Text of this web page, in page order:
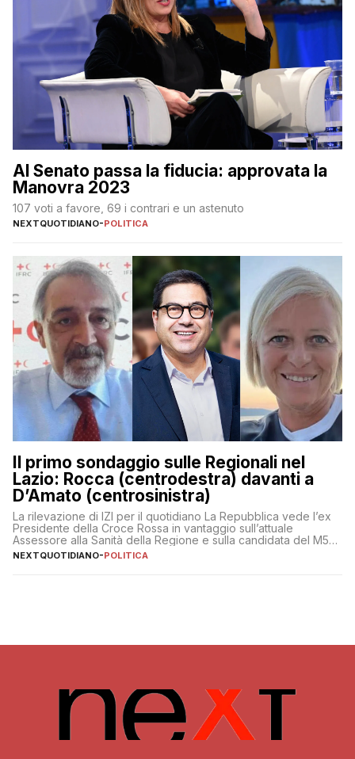
Al Senato passa la fiducia: approvata la
Manovra 2023
107 voti a favore, 69 i contrari e un astenuto
NEXTQUOTIDIANO-POLITICA
Il primo sondaggio sulle Regionali nel
Lazio: Rocca (centrodestra) davanti a
D’Amato (centrosinistra)
La rilevazione di IZI per il quotidiano La Repubblica vede l’ex
Presidente della Croce Rossa in vantaggio sull’attuale
Assessore alla Sanità della Regione e sulla candidata del M5S
Donatella Bianchi
NEXTQUOTIDIANO-POLITICA